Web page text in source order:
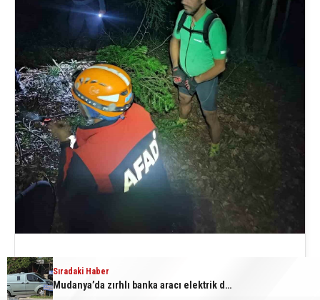
BURSA’NIN KESTEL İLÇESİNDE SAİTABAT
ŞELALESİ MEVKİİNE BİSİKLETİYLE GİDEN
Sıradaki Haber
Mudanya’da zırhlı banka aracı elektrik direğine çarptı